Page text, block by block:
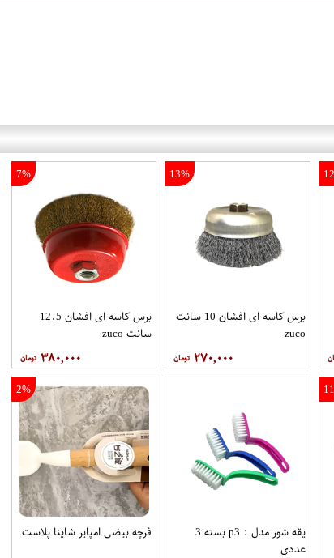
13%
برس کاسه ای افشان 10 سانت
zuco
۲۷۰,۰۰۰
7%
برس کاسه ای افشان 12.5
سانت zuco
۳۸۰,۰۰۰
یقه شور مدل : p3 بسته 3
عددی
2%
فرچه بیضی امپایر شاینا پلاست